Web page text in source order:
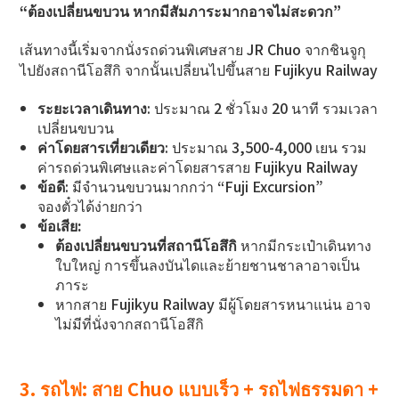
“ต้องเปลี่ยนขบวน หากมีสัมภาระมากอาจไม่สะดวก”
เส้นทางนี้เริ่มจากนั่งรถด่วนพิเศษสาย JR Chuo จากชินจูกุ
ไปยังสถานีโอสึกิ จากนั้นเปลี่ยนไปขึ้นสาย Fujikyu Railway
ระยะเวลาเดินทาง: ประมาณ 2 ชั่วโมง 20 นาที รวมเวลา
เปลี่ยนขบวน
ค่าโดยสารเที่ยวเดียว: ประมาณ 3,500-4,000 เยน รวม
ค่ารถด่วนพิเศษและค่าโดยสารสาย Fujikyu Railway
ข้อดี: มีจำนวนขบวนมากกว่า “Fuji Excursion”
จองตั๋วได้ง่ายกว่า
ข้อเสีย:
ต้องเปลี่ยนขบวนที่สถานีโอสึกิหากมีกระเป๋าเดินทาง
ใบใหญ่ การขึ้นลงบันไดและย้ายชานชาลาอาจเป็น
ภาระ
หากสาย Fujikyu Railway มีผู้โดยสารหนาแน่น อาจ
ไม่มีที่นั่งจากสถานีโอสึกิ
3. รถไฟ: สาย Chuo แบบเร็ว + รถไฟธรรมดา +